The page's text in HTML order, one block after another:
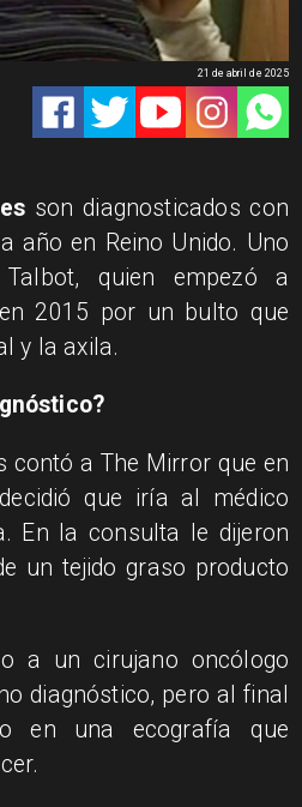
21 de abril de 2025
son diagnosticados con
año en Reino Unido. Uno
quien empezó a
2015 por un bulto que
y la axila.
contó a The Mirror que en
que iría al médico
En la consulta le dijeron
un tejido graso producto
a un cirujano oncólogo
diagnóstico, pero al final
en una ecografía que